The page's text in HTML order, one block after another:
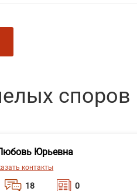
Юрьевна
контакты
18 0